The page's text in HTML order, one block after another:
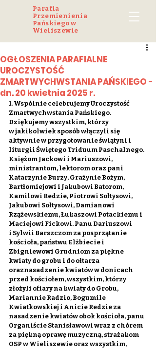
Parafia
Przemienienia
Pańskiego w
Wieliszewie
OGŁOSZENIA PARAFIALNE
UROCZYSTOŚĆ
ZMARTWYCHWSTANIA PAŃSKIEGO -
dn. 20 kwietnia 2025 r.
1. Wspólnie celebrujemy Uroczystość
Zmartwychwstania Pańskiego.
Dziękujemy wszystkim, którzy
w jakikolwiek sposób włączyli się
aktywnie w przygotowanie świątyni i
liturgii Świętego Triduum Paschalnego.
Księżom Jackowi i Mariuszowi,
ministrantom, lektorom oraz pani
Katarzynie Burzy, Grażynie Bożym,
Bartłomiejowi i Jakubowi Batorom,
Kamilowi Redzie, Piotrowi Sołtysowi,
Jakubowi Sołtysowi, Damianowi
Rzążewskiemu, Łukaszowi Potackiemu i
Maciejowi Fickowi. Panu Dariuszowi
i Sylwii Barszczom za posprzątanie
kościoła, państwu Elżbiecie i
Zbigniewowi Grudniom za piękne
kwiaty do grobu i do ołtarza
oraznasadzenie kwiatów w donicach
przed kościołem, wszystkim, którzy
złożyli ofiary na kwiaty do Grobu,
Mariannie Radzio, Bogumile
Kwiatkowskiej i Anicie Redzie za
nasadzenie kwiatów obok kościoła, panu
Organiście Stanisławowi wraz z chórem
za piękną oprawę muzyczną, strażakom
OSP w Wieliszewie oraz wszystkim,